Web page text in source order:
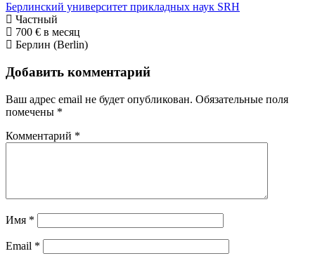
Берлинский университет прикладных наук SRH
Частный
700 € в месяц
Берлин (Berlin)
Добавить комментарий
Ваш адрес email не будет опубликован. Обязательные поля
помечены *
Комментарий *
Имя *
Email *